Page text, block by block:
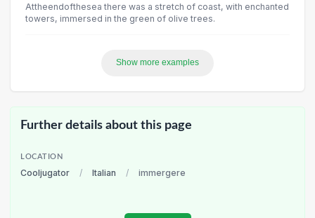
Attheendofthesea there was a stretch of coast, with enchanted
towers, immersed in the green of olive trees.
Show more examples
Further details about this page
LOCATION
Cooljugator / Italian / immergere